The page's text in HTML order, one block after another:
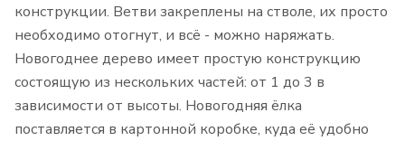
конструкции. Ветви закреплены на стволе, их просто
необходимо отогнут, и всё - можно наряжать.
Новогоднее дерево имеет простую конструкцию
состоящую из нескольких частей: от 1 до 3 в
зависимости от высоты. Новогодняя ёлка
поставляется в картонной коробке, куда её удобно